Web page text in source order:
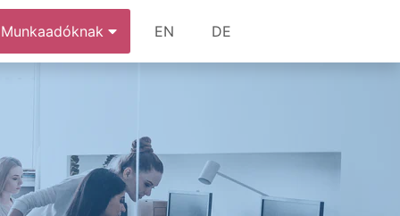
Munkaadóknak EN DE